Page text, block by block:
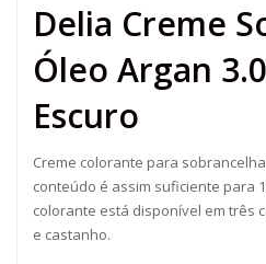
Delia Creme
Óleo Argan
Escuro
Creme colorante para
conteúdo é assim suficiente para
colorante está disponível em três
e castanho.